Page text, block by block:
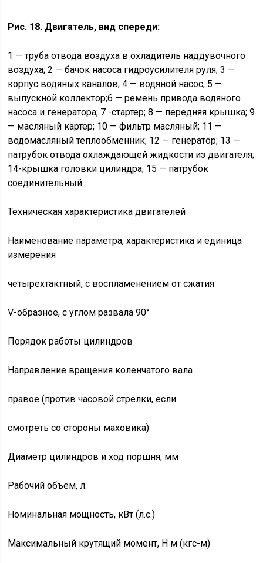
Рис. 18. Двигатель, вид спереди:
1 — труба отвода воздуха в охладитель наддувочного
воздуха; 2 — бачок насоса гидроусилителя руля; 3 —
корпус водяных каналов; 4 — водяной насос, 5 —
выпускной коллектор;6 — ремень привода водяного
насоса и генератора; 7 -стартер; 8 — передняя крышка; 9
— масляный картер; 10 — фильтр масляный; 11 —
водомасляный теплообменник; 12 — генератор; 13 —
патрубок отвода охлаждающей жидкости из двигателя;
14-крышка головки цилиндра; 15 — патрубок
соединительный.
Техническая характеристика двигателей
Наименование параметра, характеристика и единица
измерения
четырехтактный, с воспламенением от сжатия
V-образное, с углом развала 90°
Порядок работы цилиндров
Направление вращения коленчатого вала
правое (против часовой стрелки, если
смотреть со стороны маховика)
Диаметр цилиндров и ход поршня, мм
Рабочий объем, л.
Номинальная мощность, кВт (л.с.)
Максимальный крутящий момент, Н м (кгс-м)